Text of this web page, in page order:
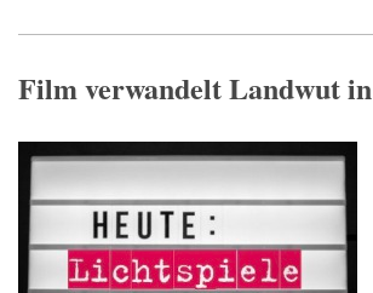
Film verwandelt Landwut